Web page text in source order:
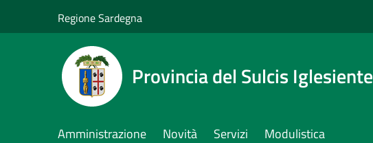
Regione Sardegna
Provincia del Sulcis Iglesiente
Amministrazione Novità Servizi Modulistica